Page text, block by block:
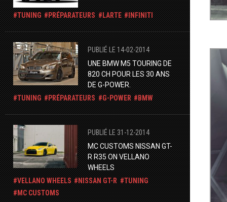
TUNING PRÉPARATEURS LARTE INFINITI
PUBLIÉ LE 14-02-2014
UNE BMW M5 TOURING DE
820 CH POUR LES 30 ANS
DE G-POWER.
TUNING
PRÉPARATEURS G-POWER BMW
PUBLIÉ LE 31-12-2014
MC CUSTOMS NISSAN GT-
R R35 ON VELLANO
WHEELS
VELLANO WHEELS
NISSAN GT-R
TUNING
MC CUSTOMS